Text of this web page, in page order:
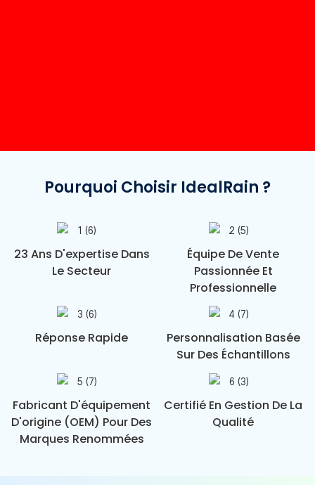
Pourquoi Choisir IdealRain ?
23 Ans D'expertise Dans
Le Secteur
Équipe De Vente
Passionnée Et
Professionnelle
Réponse Rapide
Personnalisation Basée
Sur Des Échantillons
Fabricant D'équipement
D'origine (OEM) Pour Des
Marques Renommées
Certifié En Gestion De La
Qualité